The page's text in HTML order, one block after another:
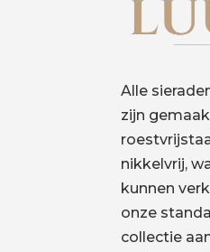
Alle
zijn
nikkelvrij,
kunnen
onze
collectie